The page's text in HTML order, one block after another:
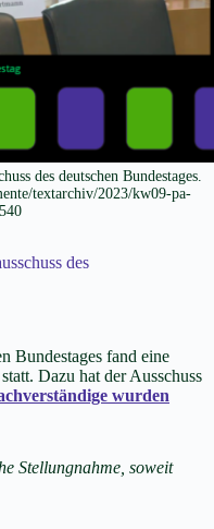
des deutschen Bundestages.
textarchiv/2023/kw09-pa-
des
Bundestages fand eine
Dazu hat der Ausschuss
wurden
Stellungnahme, soweit